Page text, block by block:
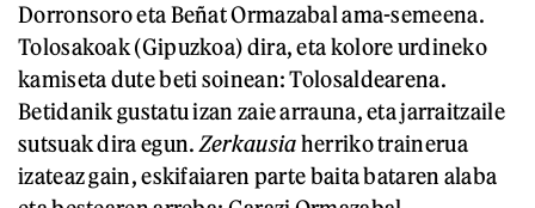
Dorronsoro eta Beñat Ormazabal ama-semeena.
Tolosakoak (Gipuzkoa) dira, eta kolore urdineko
kamiseta dute beti soinean: Tolosaldearena.
Betidanik gustatu izan zaie arrauna, eta jarraitzaile
sutsuak dira egun. Zerkausiaherriko trainerua
izateaz gain, eskifaiaren parte baita bataren alaba